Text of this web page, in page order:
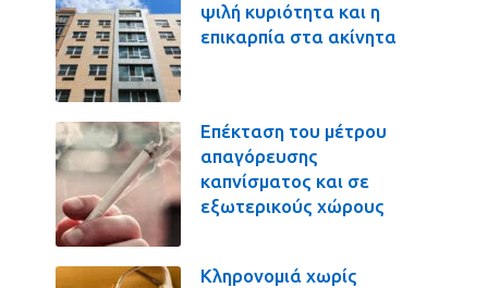
ψιλή κυριότητα και η
επικαρπία στα ακίνητα
Επέκταση του μέτρου
απαγόρευσης
καπνίσματος και σε
εξωτερικούς χώρους
Κληρονομιά χωρίς